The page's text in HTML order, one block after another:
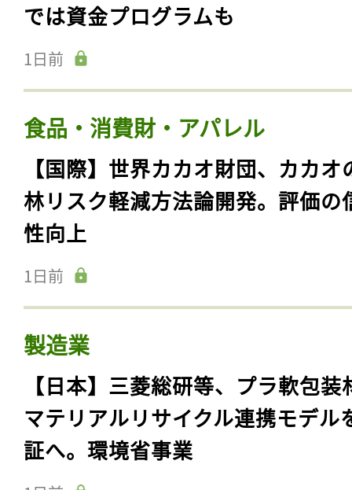
では資金プログラムも
1日前
食品・消費財・アパレル
【国際】世界カカオ財団、カカオ
林リスク軽減方法論開発。評価の
性向上
1日前
製造業
【日本】三菱総研等、プラ軟包装
マテリアルリサイクル連携モデル
証へ。環境省事業